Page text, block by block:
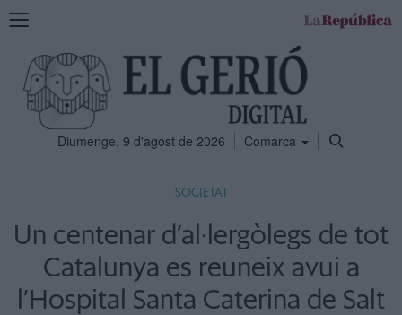
Mostra
navegació
Diumenge, 9 d'agost de 2026 Comarca
SOCIETAT
Un centenar d’al·lergòlegs de tot
Catalunya es reuneix avui a
l’Hospital Santa Caterina de Salt